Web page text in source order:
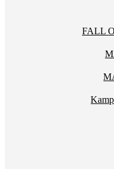
FALL